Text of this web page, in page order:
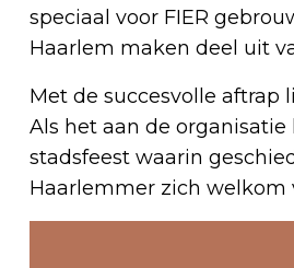
speciaal voor FIER
Haarlem maken deel uit
Met de succesvolle aftrap
Als het aan de
stadsfeest waarin
Haarlemmer zich welkom